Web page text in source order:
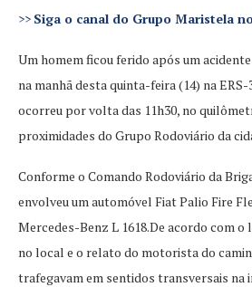
>> Siga o canal do Grupo Maristela
Um homem ficou ferido após um
na manhã desta quinta-feira (14) na
ocorreu por volta das 11h30, no
proximidades do Grupo Rodoviário da
Conforme o Comando Rodoviário da
envolveu um automóvel Fiat Palio Fire
Mercedes-Benz L 1618.De acordo com
no local e o relato do motorista do
trafegavam em sentidos transversais na